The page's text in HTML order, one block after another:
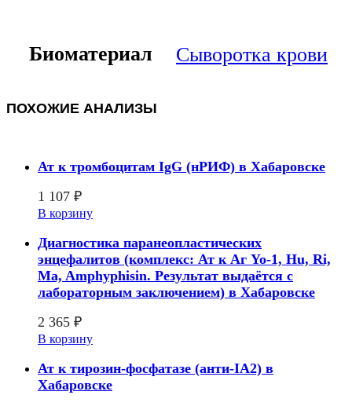
Биоматериал Сыворотка крови
ПОХОЖИЕ АНАЛИЗЫ
Ат к тромбоцитам IgG (нРИФ) в Хабаровске
1 107 ₽
В корзину
Диагностика паранеопластических
энцефалитов (комплекс: Ат к Аг Yo-1, Hu, Ri,
Ma, Amphyphisin. Результат выдаётся с
лабораторным заключением) в Хабаровске
2 365 ₽
В корзину
Ат к тирозин-фосфатазе (анти-IA2) в
Хабаровске